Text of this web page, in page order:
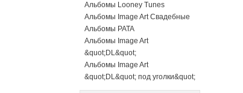
Альбомы Looney Tunes
Альбомы Image Art Свадебные
Альбомы PATA
Альбомы Image Art
&quot;DL&quot;
Альбомы Image Art
&quot;DL&quot; под уголки&quot;